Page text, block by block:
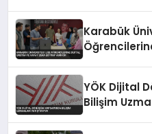
Karabük
YÖK Dijital
Bilişim